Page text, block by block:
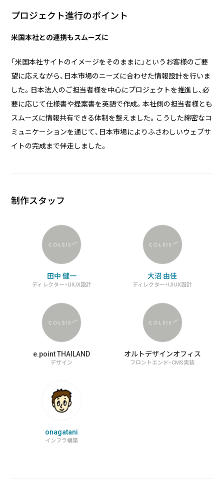
プロジェクト進行のポイント
米国本社との連携もスムーズに
「米国本社サイトのイメージをそのままに」というお客様のご要
望に応えながら、日本市場のニーズに合わせた情報設計を行いま
した。日本法人のご担当者様を中心にプロジェクトを推進し、必
要に応じて仕様書や提案書を英語で作成。本社側の担当者様とも
スムーズに情報共有できる体制を整えました。こうした綿密なコ
ミュニケーションを通じて、日本市場によりふさわしいウェブサ
イトの完成まで伴走しました。
制作スタッフ
田中 健一
ディレクター・UIUX設計
大沼 由佳
ディレクター・UIUX設計
e.point THAILAND
デザイン
オルトデザインオフィス
フロントエンド・CMS実装
onagatani
インフラ構築